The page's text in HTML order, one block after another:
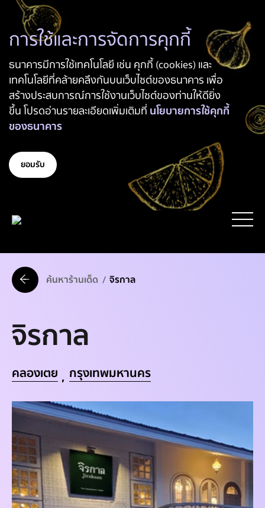
การใช้และการจัดการคุกกี้
ธนาคารมีการใช้เทคโนโลยี เช่น คุกกี้ (cookies) และ
เทคโนโลยีที่คล้ายคลึงกันบนเว็บไซต์ของธนาคาร เพื่อ
สร้างประสบการณ์การใช้งานเว็บไซต์ของท่านให้ดียิ่ง
ขึ้น โปรดอ่านรายละเอียดเพิ่มเติมที่ นโยบายการใช้คุกกี้
ของธนาคาร
ยอมรับ
ค้นหาร้านเด็ด จิรกาล
จิรกาล
คลองเตย กรุงเทพมหานคร